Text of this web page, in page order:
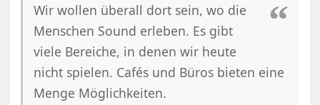
Wir wollen überall dort sein, wo die
Menschen Sound erleben. Es gibt
viele Bereiche, in denen wir heute
nicht spielen. Cafés und Büros bieten eine
Menge Möglichkeiten.